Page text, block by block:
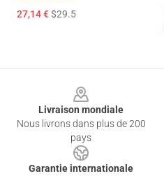
27,14 €$29.5
Livraison mondiale
Nous livrons dans plus de 200
pays
Garantie internationale